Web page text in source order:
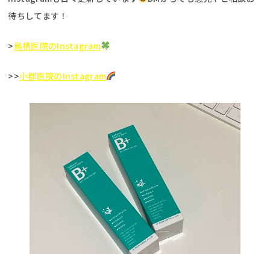
待ちしてます！
>鳥栖医院のInstagram
>>小郡医院のInstagram